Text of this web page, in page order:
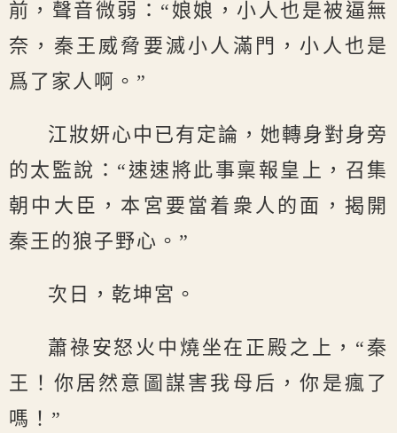
前，聲音微弱：“娘娘，小人也是被逼無
奈，秦王威脅要滅小人滿門，小人也是
爲了家人啊。”
江妝妍心中已有定論，她轉身對身旁
的太監說：“速速將此事稟報皇上，召集
朝中大臣，本宮要當着衆人的面，揭開
秦王的狼子野心。”
次日，乾坤宮。
蕭祿安怒火中燒坐在正殿之上，“秦
王！你居然意圖謀害我母后，你是瘋了
嗎！”